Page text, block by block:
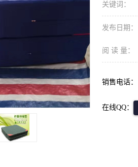
关键词：
发布日期：
阅 读 量：
销售电话：
在线QQ：